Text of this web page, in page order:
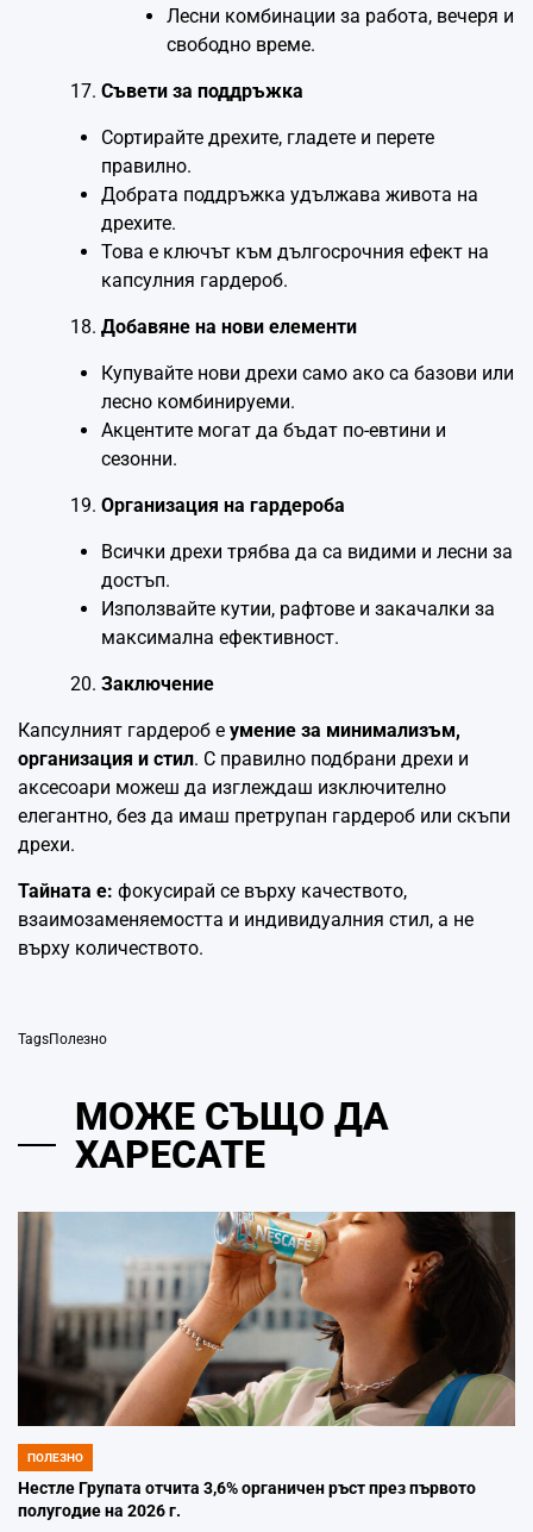
Лесни комбинации за работа, вечеря и
свободно време.
Съвети за поддръжка
Сортирайте дрехите, гладете и перете
правилно.
Добрата поддръжка удължава живота на
дрехите.
Това е ключът към дългосрочния ефект на
капсулния гардероб.
Добавяне на нови елементи
Купувайте нови дрехи само ако са базови или
лесно комбинируеми.
Акцентите могат да бъдат по-евтини и
сезонни.
Организация на гардероба
Всички дрехи трябва да са видими и лесни за
достъп.
Използвайте кутии, рафтове и закачалки за
максимална ефективност.
Заключение
Капсулният гардероб е умение за минимализъм,
организация и стил. С правилно подбрани дрехи и
аксесоари можеш да изглеждаш изключително
елегантно, без да имаш претрупан гардероб или скъпи
дрехи.
Тайната е: фокусирай се върху качеството,
взаимозаменяемостта и индивидуалния стил, а не
върху количеството.
TagsПолезно
МОЖЕ СЪЩО ДА
ХАРЕСАТЕ
POSTED
IN
ПОЛЕЗНО
Нестле Групата отчита 3,6% органичен ръст през първото
полугодие на 2026 г.